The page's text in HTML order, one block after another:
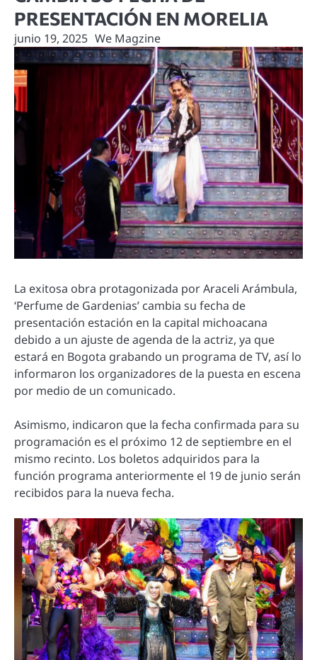
PRESENTACIÓN EN MORELIA
junio 19, 2025 We Magzine
La exitosa obra protagonizada por Araceli Arámbula,
‘Perfume de Gardenias’ cambia su fecha de
presentación estación en la capital michoacana
debido a un ajuste de agenda de la actriz, ya que
estará en Bogota grabando un programa de TV, así lo
informaron los organizadores de la puesta en escena
por medio de un comunicado.
Asimismo, indicaron que la fecha confirmada para su
programación es el próximo 12 de septiembre en el
mismo recinto. Los boletos adquiridos para la
función programa anteriormente el 19 de junio serán
recibidos para la nueva fecha.